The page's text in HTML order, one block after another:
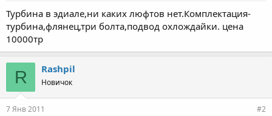
ы
л
а
Турбина в эдиале,ни каких люфтов нет.Комплектация-
турбина,флянец,три болта,подвод охлождайки. цена
10000тр
R Rashpil
Новичок
7 Янв 2011 #2